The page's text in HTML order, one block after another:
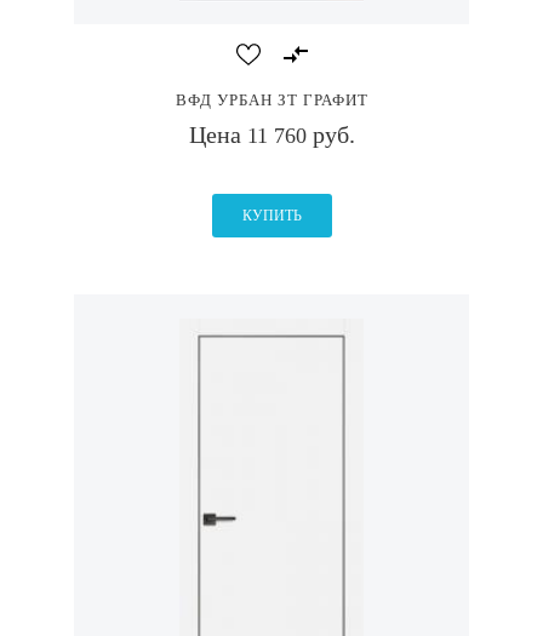
ВФД УРБАН ЗТ ГРАФИТ
Цена11 760 руб.
КУПИТЬ